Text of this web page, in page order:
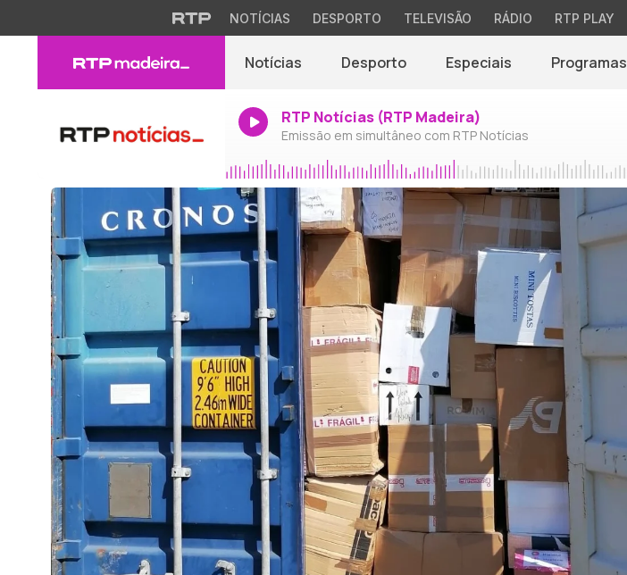
NOTÍCIAS DESPORTO TELEVISÃO RÁDIO RTP PLAY
Notícias Desporto Especiais Programas
RTP Notícias (RTP Madeira)
Emissão em simultâneo com RTP Notícias